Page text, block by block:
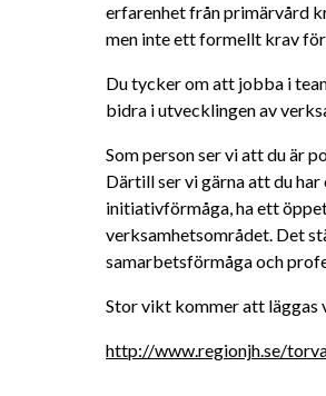
erfarenhet från primärvård
men inte ett formellt krav
Du tycker om att jobba i
bidra i utvecklingen av
Som person ser vi att du är
Därtill ser vi gärna att du
initiativförmåga, ha ett
verksamhetsområdet. Det
samarbetsförmåga och
Stor vikt kommer att läggas
http://www.regionjh.se/